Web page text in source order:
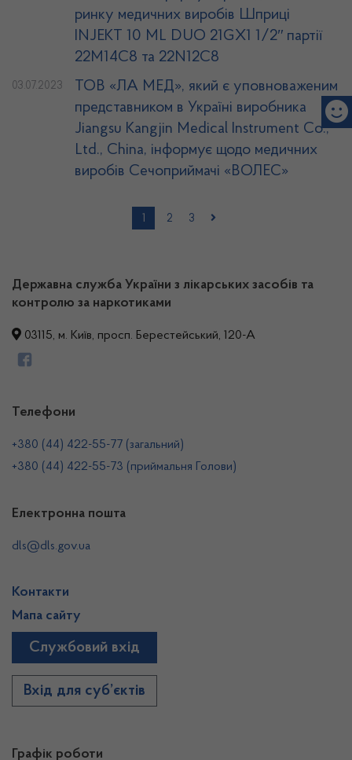
ринку медичних виробів Шприці
INJEKT 10 ML DUO 21GX1 1/2ʺ партії
22М14С8 та 22N12С8
03.07.2023
ТОВ «ЛА МЕД», який є уповноваженим
представником в Україні виробника
Jiangsu Kangjin Medical Instrument Co.,
Ltd., China, інформує щодо медичних
виробів Сечоприймачі «ВОЛЕС»
2 3
Державна служба України з лікарських засобів та
контролю за наркотиками
03115, м. Київ, просп. Берестейський, 120-А
Графік роботи
Телефони
+380 (44) 422-55-77 (загальний)
+380 (44) 422-55-73 (приймальня Голови)
Електронна пошта
dls@dls.gov.ua
Контакти
Мапа сайту
Службовий вхід
Вхід для суб’єктів